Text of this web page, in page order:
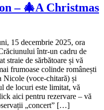
– 🎄A Christmas
15 decembrie 2025, ora
într-un cadru de
straie de sărbătoare și vă
frumoase colinde românești
Nicole (voce-chitară) și
de locuri este limitat, vă
aici pentru rezervare – vă
„concert” […]